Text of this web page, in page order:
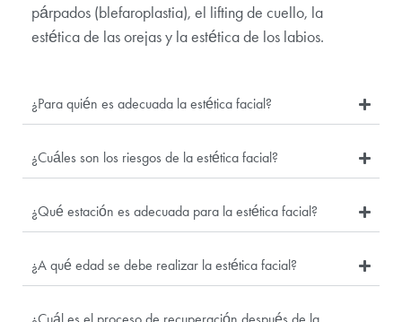
párpados (blefaroplastia), el lifting de cuello, la
estética de las orejas y la estética de los labios.
¿Para quién es adecuada la estética facial?
¿Cuáles son los riesgos de la estética facial?
¿Qué estación es adecuada para la estética facial?
¿A qué edad se debe realizar la estética facial?